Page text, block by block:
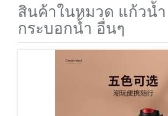
สินค้าในหมวด แก้วน้
กระบอกน้ำ อื่นๆ